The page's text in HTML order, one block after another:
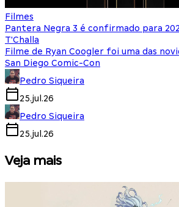
Filmes
Pantera Negra 3 é confirmado para
T'Challa
Filme de Ryan Coogler foi uma das
San Diego Comic-Con
Pedro Siqueira
25.jul.26
Pedro Siqueira
25.jul.26
Veja mais